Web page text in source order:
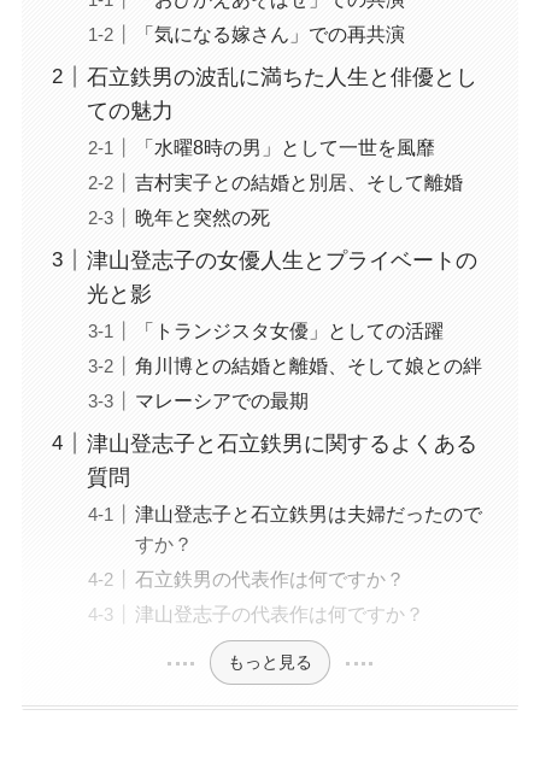
「気になる嫁さん」での再共演
石立鉄男の波乱に満ちた人生と俳優とし
ての魅力
「水曜8時の男」として一世を風靡
吉村実子との結婚と別居、そして離婚
晩年と突然の死
津山登志子の女優人生とプライベートの
光と影
「トランジスタ女優」としての活躍
角川博との結婚と離婚、そして娘との絆
マレーシアでの最期
津山登志子と石立鉄男に関するよくある
質問
津山登志子と石立鉄男は夫婦だったので
すか？
石立鉄男の代表作は何ですか？
津山登志子の代表作は何ですか？
もっと見る